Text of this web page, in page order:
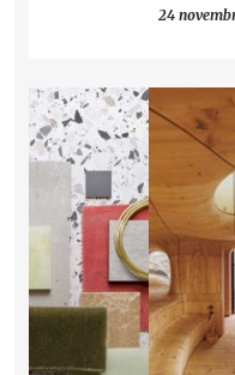
24